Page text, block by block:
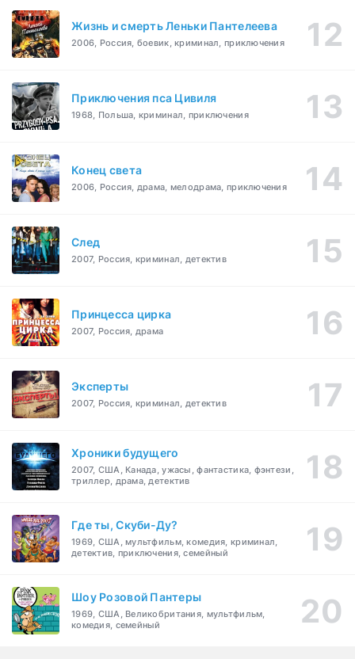
Жизнь и смерть Леньки Пантелеева
2006, Россия, боевик, криминал, приключения
Приключения пса Цивиля
1968, Польша, криминал, приключения
Конец света
2006, Россия, драма, мелодрама, приключения
След
2007, Россия, криминал, детектив
Принцесса цирка
2007, Россия, драма
Эксперты
2007, Россия, криминал, детектив
Хроники будущего
2007, США, Канада, ужасы, фантастика, фэнтези,
триллер, драма, детектив
Где ты, Скуби-Ду?
1969, США, мультфильм, комедия, криминал,
детектив, приключения, семейный
Шоу Розовой Пантеры
1969, США, Великобритания, мультфильм,
комедия, семейный